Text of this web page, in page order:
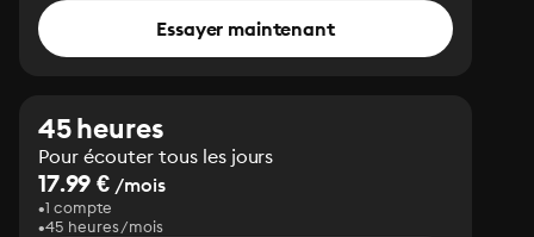
Essayer maintenant
45 heures
Pour écouter tous les jours
17.99 € /mois
1 compte
45 heures/mois